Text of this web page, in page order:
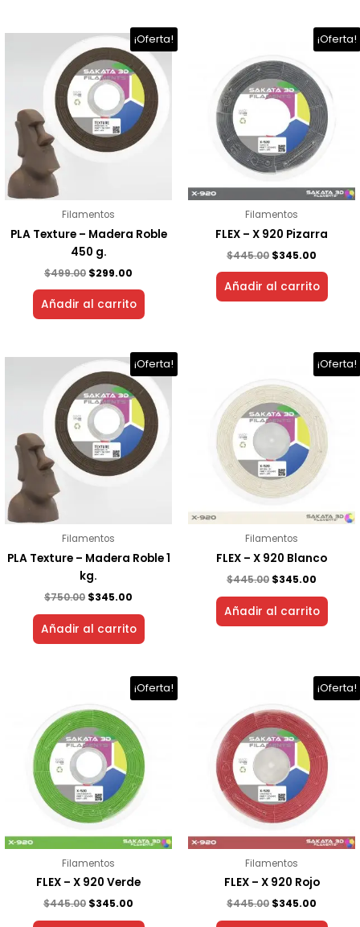
¡Oferta!
Filamentos
PLA Texture – Madera Roble
450 g.
$499.00
El
precio
original
era:
$499.00.
$299.00
El
precio
actual
es:
$299.00.
Añadir al carrito
¡Oferta!
Filamentos
FLEX – X 920 Pizarra
$445.00
original
era:
$445.00.
$345.00
El
precio
$345.00.
Añadir al carrito
¡Oferta!
Filamentos
PLA Texture – Madera Roble 1
kg.
$750.00
El
precio
original
era:
$750.00.
$345.00
El
precio
actual
es:
$345.00.
Añadir al carrito
¡Oferta!
Filamentos
FLEX – X 920 Blanco
$445.00
original
era:
$445.00.
$345.00
El
precio
$345.00.
Añadir al carrito
¡Oferta!
Filamentos
FLEX – X 920 Verde
$445.00
original
era:
$445.00.
$345.00
El
precio
$345.00.
¡Oferta!
Filamentos
FLEX – X 920 Rojo
$445.00
original
era:
$445.00.
$345.00
El
precio
$345.00.